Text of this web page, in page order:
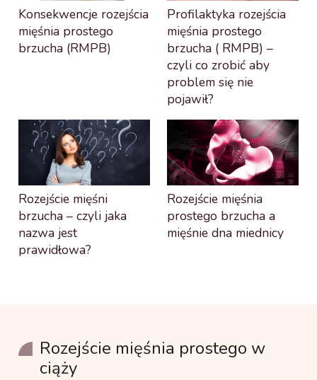
Konsekwencje rozejścia
mięśnia prostego
brzucha (RMPB)
Profilaktyka rozejścia
mięśnia prostego
brzucha ( RMPB) –
czyli co zrobić aby
problem się nie
pojawił?
Rozejście mięśni
brzucha – czyli jaka
nazwa jest
prawidłowa?
Rozejście mięśnia
prostego brzucha a
mięśnie dna miednicy
Rozejście mięśnia prostego w
ciąży